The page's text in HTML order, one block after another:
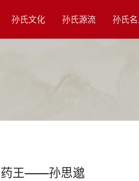
孙氏文化 孙氏源流 孙氏名
药王――孙思邈